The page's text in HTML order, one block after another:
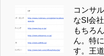
コンサ
なSI会
もちろ
ん。特
す。王